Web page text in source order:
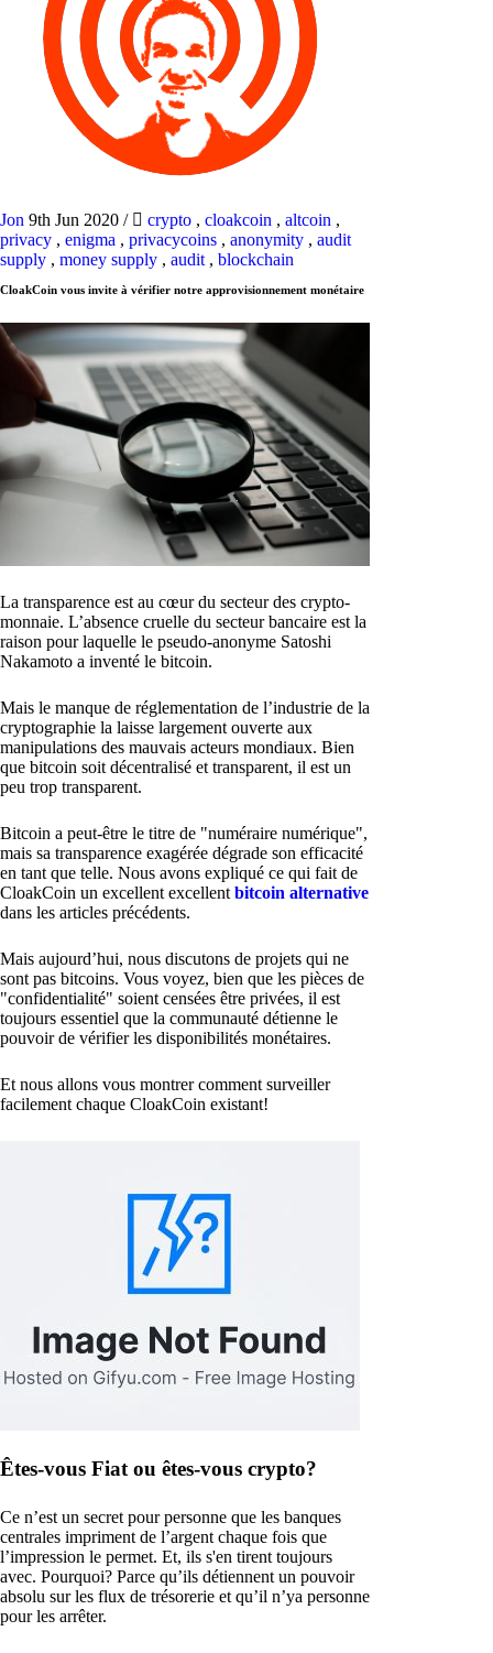
Jon 9th Jun 2020 / crypto , cloakcoin , altcoin ,
privacy , enigma , privacycoins , anonymity , audit
supply , money supply , audit , blockchain
CloakCoin vous invite à vérifier notre approvisionnement monétaire
La transparence est au cœur du secteur des crypto-
monnaie. L’absence cruelle du secteur bancaire est la
raison pour laquelle le pseudo-anonyme Satoshi
Nakamoto a inventé le bitcoin.
Mais le manque de réglementation de l’industrie de la
cryptographie la laisse largement ouverte aux
manipulations des mauvais acteurs mondiaux. Bien
que bitcoin soit décentralisé et transparent, il est un
peu trop transparent.
Bitcoin a peut-être le titre de "numéraire numérique",
mais sa transparence exagérée dégrade son efficacité
en tant que telle. Nous avons expliqué ce qui fait de
CloakCoin un excellent excellent bitcoin alternative
dans les articles précédents.
Mais aujourd’hui, nous discutons de projets qui ne
sont pas bitcoins. Vous voyez, bien que les pièces de
"confidentialité" soient censées être privées, il est
toujours essentiel que la communauté détienne le
pouvoir de vérifier les disponibilités monétaires.
Et nous allons vous montrer comment surveiller
facilement chaque CloakCoin existant!
Êtes-vous Fiat ou êtes-vous crypto?
Ce n’est un secret pour personne que les banques
centrales impriment de l’argent chaque fois que
l’impression le permet. Et, ils s'en tirent toujours
avec. Pourquoi? Parce qu’ils détiennent un pouvoir
absolu sur les flux de trésorerie et qu’il n’ya personne
pour les arrêter.